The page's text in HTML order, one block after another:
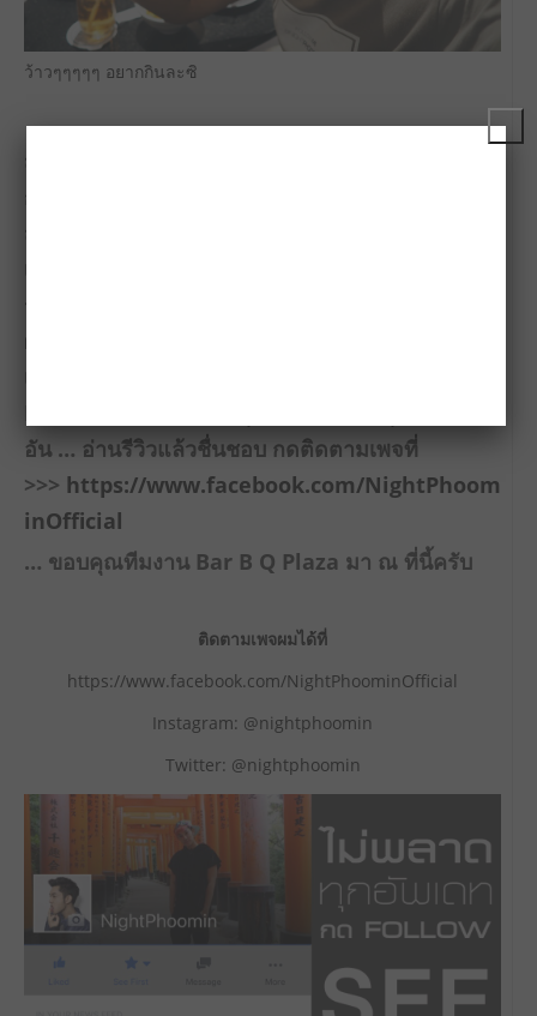
ว้าวๆๆๆๆๆ อยากกินละซิ
สุดท้าย Bar B Q Plaza จะเริ่มใช้กระทะดำ วันที่ 22
สาขาทั่วประเทศ 10 ต.ค. 2559 ส่วนโฆษณาชุดใหม่
รวมถึงคนที่อยากพิสูจน์ความอร่อยจากกระทะดำ
อัน … อ่านรีวิวแล้วชื่นชอบ กดติดตามเพจที่
>>> https://www.facebook.com/NightPhoom
inOfficial
… ขอบคุณทีมงาน Bar B Q Plaza มา ณ ที่นี้ครับ
ติดตามเพจผมได้ที่
https://www.facebook.com/NightPhoominOfficial
Instagram: @nightphoomin
Twitter: @nightphoomin